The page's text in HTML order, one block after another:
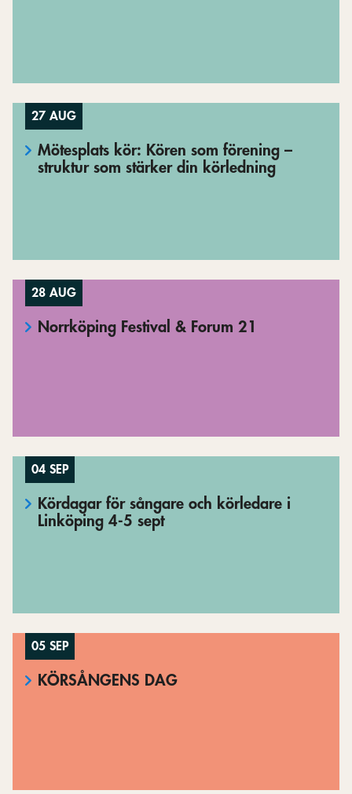
27 AUG
Mötesplats kör: Kören som förening –
struktur som stärker din körledning
28 AUG
Norrköping Festival & Forum 21
04 SEP
Kördagar för sångare och körledare i
Linköping 4-5 sept
05 SEP
KÖRSÅNGENS DAG